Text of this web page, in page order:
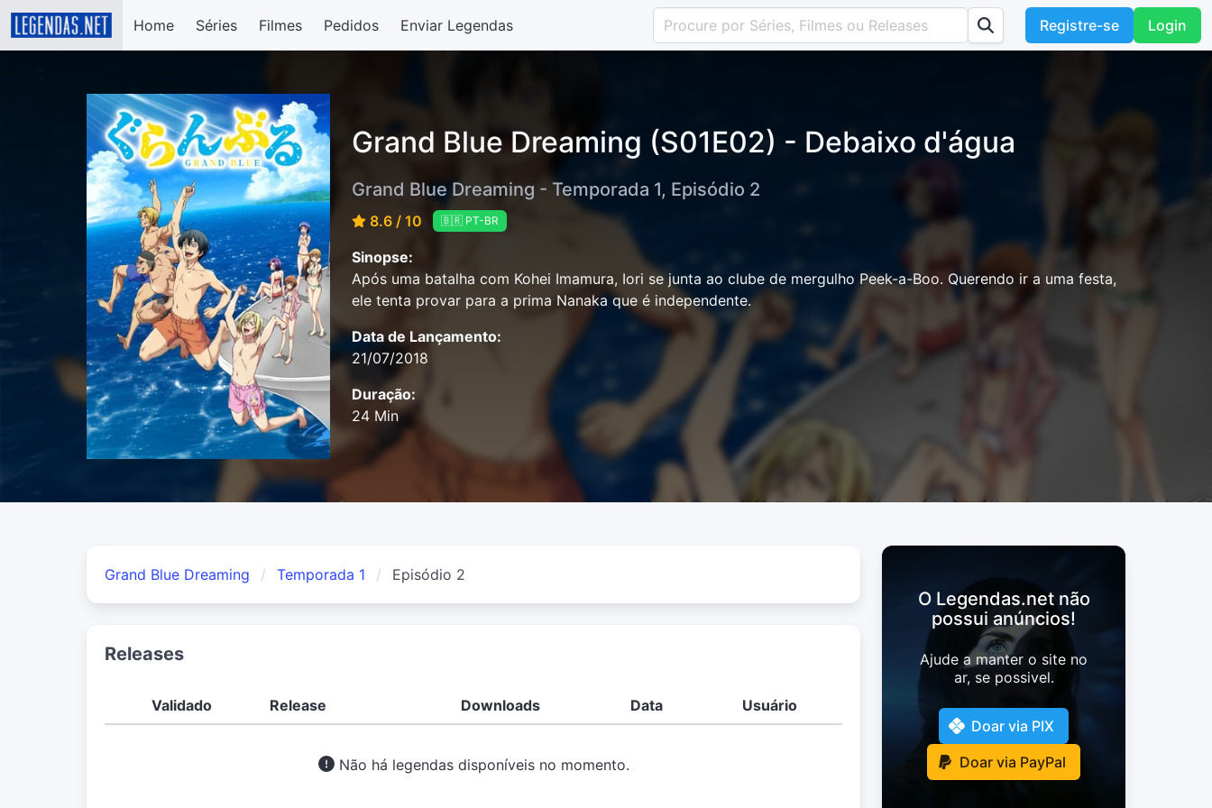
Home Séries Filmes Pedidos Enviar Legendas Registre-se Login
Grand Blue Dreaming (S01E02) - Debaixo d'água
Grand Blue Dreaming - Temporada 1, Episódio 2
8.6 / 10 🇧🇷 PT-BR
Sinopse:
Após uma batalha com Kohei Imamura, Iori se junta ao clube de mergulho Peek-a-Boo. Querendo ir a uma festa,
ele tenta provar para a prima Nanaka que é independente.
Data de Lançamento:
21/07/2018
Duração:
24 Min
Grand Blue Dreaming Temporada 1 Episódio 2
Releases
Validado Release Downloads Data Usuário
Não há legendas disponíveis no momento.
O Legendas.net não
possui anúncios!
Ajude a manter o site no
ar, se possivel.
Doar via PIX
Doar via PayPal